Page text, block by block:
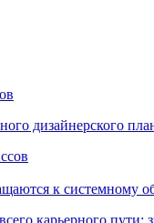
дизайнерского
к системному
карьерного